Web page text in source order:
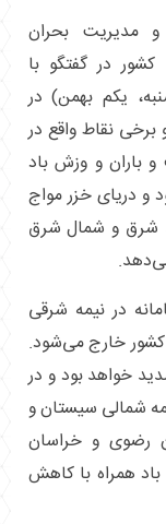
مدیریت بحران
در گفتگو با
یکم بهمن‌) در
نقاط واقع در
و باران و وزش باد
دریای خزر مواج
شرق و شمال شرق
بهمن‌) این سامانه در نیمه شرقی
کشور خارج می‌شود.
خواهد بود و در
شمالی سیستان و
رضوی و خراسان
همراه با کاهش